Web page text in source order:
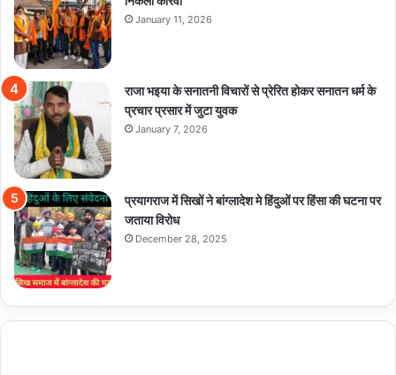
January 11, 2026
राजा भइया के सनातनी विचारों से प्रेरित होकर सनातन धर्म के
प्रचार प्रसार में जुटा युवक
January 7, 2026
प्रयागराज में सिखों ने बांग्लादेश मे हिंदुओं पर हिंसा की घटना पर
जताया विरोध
December 28, 2025